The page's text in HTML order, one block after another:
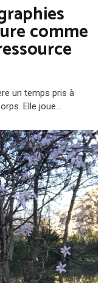
comme
un temps pris à
Elle joue…